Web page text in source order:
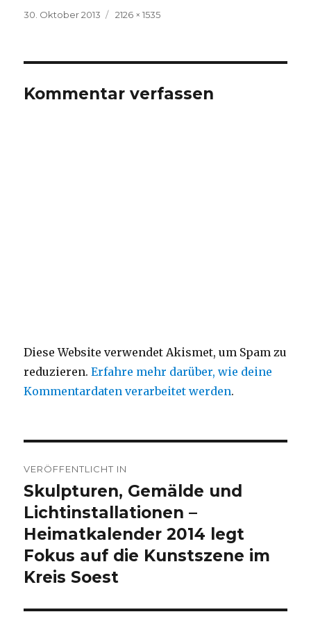
Veröffentlicht
30. Oktober 2013
Volle
2126 × 1535
Kommentar verfassen
Diese Website verwendet Akismet, um Spam zu
reduzieren.Erfahre mehr darüber, wie deine
Kommentardaten verarbeitet werden.
VERÖFFENTLICHT IN
Skulpturen, Gemälde und
Lichtinstallationen –
Heimatkalender 2014 legt
Fokus auf die Kunstszene im
Kreis Soest